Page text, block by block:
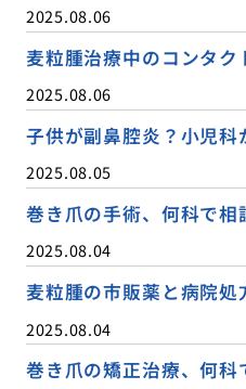
2025.08.06
麦粒腫治療中のコンタク
2025.08.06
子供が副鼻腔炎？小児科
2025.08.05
巻き爪の手術、何科で相
2025.08.04
麦粒腫の市販薬と病院処
2025.08.04
巻き爪の矯正治療、何科